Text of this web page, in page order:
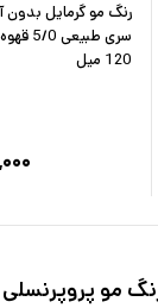
رنگ مو گرمایل بدون
سری
120 میل
مو پروپرنسلی شماره 12.013 رنگ بلوند بژ بسیار